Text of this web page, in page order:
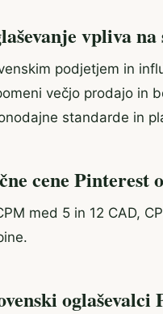
vpliva
podjetjem in
večjo prodajo in
standarde in
cene Pinterest
med 5 in 12 CAD,